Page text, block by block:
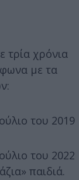
τρία χρόνια
με τα
του 2019
του 2022
παιδιά.